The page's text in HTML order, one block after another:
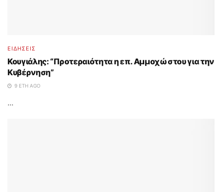
ΕΙΔΗΣΕΙΣ
Κουγιάλης: “Προτεραιότητα η επ. Αμμοχώστου για την
Κυβέρνηση”
9 ΈΤΗ AGO
...